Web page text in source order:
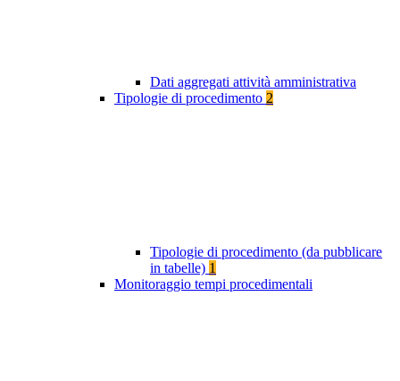
Dati aggregati attività amministrativa
Tipologie di procedimento 2
Tipologie di procedimento (da pubblicare
in tabelle) 1
Monitoraggio tempi procedimentali